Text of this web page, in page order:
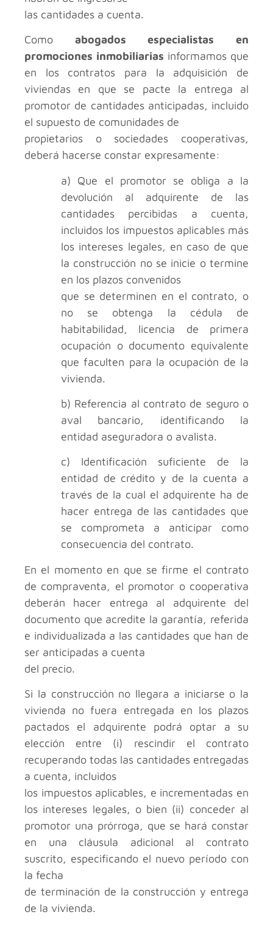
las cantidades a cuenta.
Como abogados especialistas en
promociones inmobiliarias informamos que
en los contratos para la adquisición de
viviendas en que se pacte la entrega al
promotor de cantidades anticipadas, incluido
el supuesto de comunidades de
propietarios o sociedades cooperativas,
deberá hacerse constar expresamente:
a) Que el promotor se obliga a la
devolución al adquirente de las
cantidades percibidas a cuenta,
incluidos los impuestos aplicables más
los intereses legales, en caso de que
la construcción no se inicie o termine
en los plazos convenidos
que se determinen en el contrato, o
no se obtenga la cédula de
habitabilidad, licencia de primera
ocupación o documento equivalente
que faculten para la ocupación de la
vivienda.
b) Referencia al contrato de seguro o
aval bancario, identificando la
entidad aseguradora o avalista.
c) Identificación suficiente de la
entidad de crédito y de la cuenta a
través de la cual el adquirente ha de
hacer entrega de las cantidades que
se comprometa a anticipar como
consecuencia del contrato.
En el momento en que se firme el contrato
de compraventa, el promotor o cooperativa
deberán hacer entrega al adquirente del
documento que acredite la garantía, referida
e individualizada a las cantidades que han de
ser anticipadas a cuenta
del precio.
Si la construcción no llegara a iniciarse o la
vivienda no fuera entregada en los plazos
pactados el adquirente podrá optar a su
elección entre (i) rescindir el contrato
recuperando todas las cantidades entregadas
a cuenta, incluidos
los impuestos aplicables, e incrementadas en
los intereses legales, o bien (ii) conceder al
promotor una prórroga, que se hará constar
en una cláusula adicional al contrato
suscrito, especificando el nuevo período con
la fecha
de terminación de la construcción y entrega
de la vivienda.